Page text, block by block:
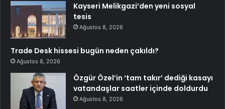
Kayseri Melikgazi’den yeni sosyal
tesis
Ağustos 8, 2026
Trade Desk hissesi bugün neden çakıldı?
Ağustos 8, 2026
Özgür Özel’in ‘tam takır’ dediği kasayı
vatandaşlar saatler içinde doldurdu
Ağustos 8, 2026